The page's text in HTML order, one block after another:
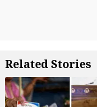
Related Stories